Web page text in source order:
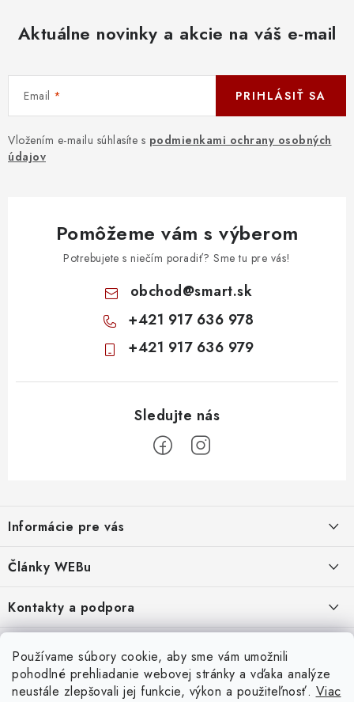
Používame súbory cookie, aby sme vám umožnili
pohodlné prehliadanie webovej stránky a vďaka analýze
neustále zlepšovali jej funkcie, výkon a použiteľnosť. Viac
Aktuálne novinky a akcie na váš e-mail
Email
Vložením e-mailu súhlasíte s podmienkami ochrany osobných
údajov
PRIHLÁSIŤ SA
Pomôžeme vám s výberom
Potrebujete s niečím poradiť? Sme tu pre vás!
obchod@smart.sk
+421 917 636 978
+421 917 636 979
p
ä
e
Informácie pre vás
Obchodné podmienky
Moja objednávka
Odstúpenie od zmluvy
Formuláre na stiahnutie
Články WEBu
Dôležité oznamy
16.6.2026
Nákup na splátky
23.10.2022
Kontakty a podpora
2.8.2022
Doprava a Platba
Servisné služby
Servis a služby pre Vás
5.3.2022
Doprava - UPS Doprava - Packeta Splátky - Home Credit